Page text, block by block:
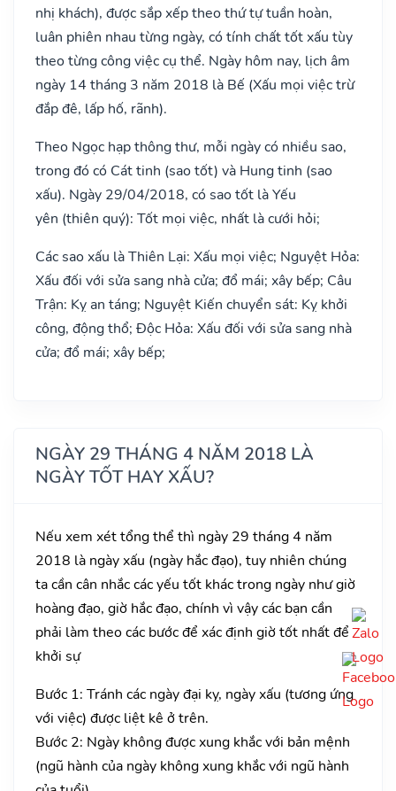
nhị khách), được sắp xếp theo thứ tự tuần hoàn,
luân phiên nhau từng ngày, có tính chất tốt xấu tùy
theo từng công việc cụ thể. Ngày hôm nay, lịch âm
ngày 14 tháng 3 năm 2018 là Bế (Xấu mọi việc trừ
đắp đê, lấp hố, rãnh).
Theo Ngọc hạp thông thư, mỗi ngày có nhiều sao,
trong đó có Cát tinh (sao tốt) và Hung tinh (sao
xấu). Ngày 29/04/2018, có sao tốt là Yếu
yên (thiên quý): Tốt mọi việc, nhất là cưới hỏi;
Các sao xấu là Thiên Lại: Xấu mọi việc; Nguyệt Hỏa:
Xấu đối với sửa sang nhà cửa; đổ mái; xây bếp; Câu
Trận: Kỵ an táng; Nguyệt Kiến chuyển sát: Kỵ khởi
công, động thổ; Độc Hỏa: Xấu đối với sửa sang nhà
cửa; đổ mái; xây bếp;
NGÀY 29 THÁNG 4 NĂM 2018 LÀ
NGÀY TỐT HAY XẤU?
Nếu xem xét tổng thể thì ngày 29 tháng 4 năm
2018 là ngày xấu (ngày hắc đạo), tuy nhiên chúng
ta cần cân nhắc các yếu tốt khác trong ngày như giờ
hoàng đạo, giờ hắc đạo, chính vì vậy các bạn cần
phải làm theo các bước để xác định giờ tốt nhất để
khởi sự
Bước 1: Tránh các ngày đại kỵ, ngày xấu (tương ứng
với việc) được liệt kê ở trên.
Bước 2: Ngày không được xung khắc với bản mệnh
(ngũ hành của ngày không xung khắc với ngũ hành